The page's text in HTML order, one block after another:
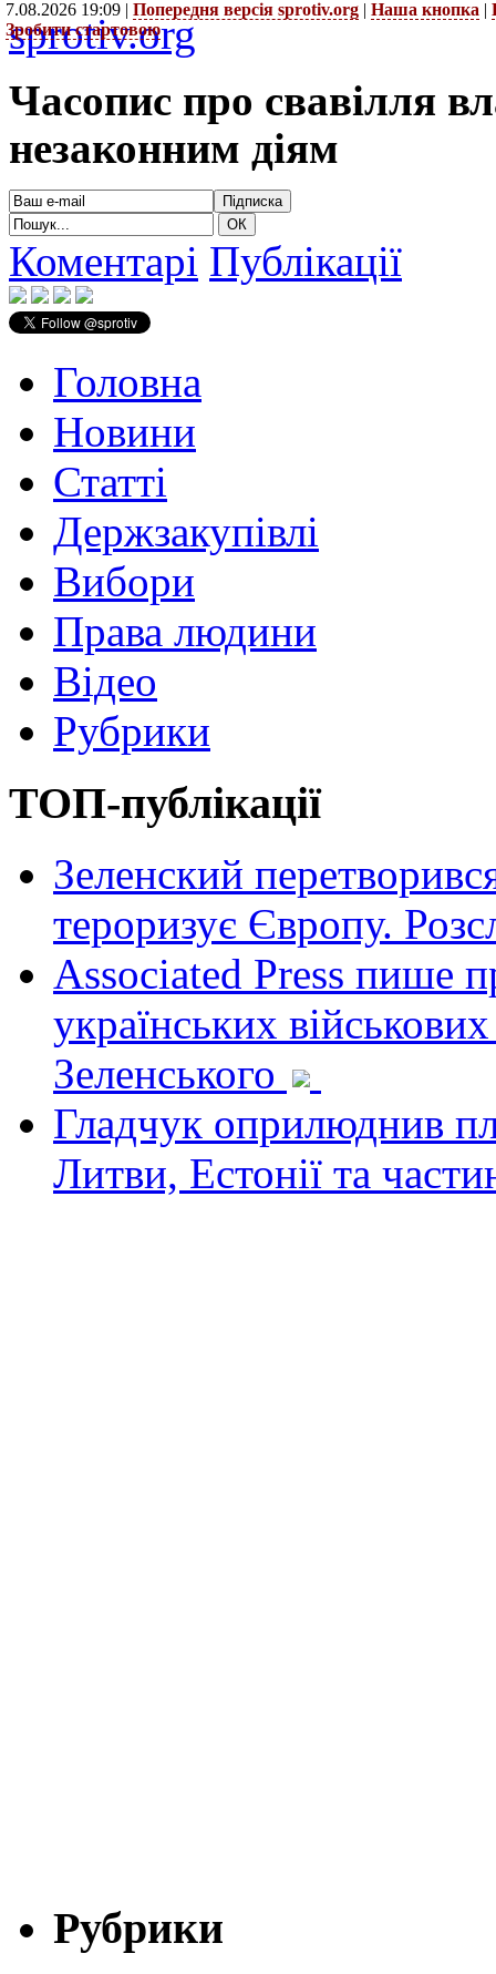
7.08.2026 19:09 | Попередня версія sprotiv.org | Наша кнопка |
Зробити стартовою
sprotiv.org
Часопис про свавілля
незаконним діям
Коментарі Публікації
Головна
Новини
Статті
Держзакупівлі
Вибори
Права людини
Відео
Рубрики
ТОП-публікації
Зеленский
тероризує Європу.
Associated Press пише
українських
Зеленського
Гладчук оприлюднив
Литви, Естонії та
Рубрики